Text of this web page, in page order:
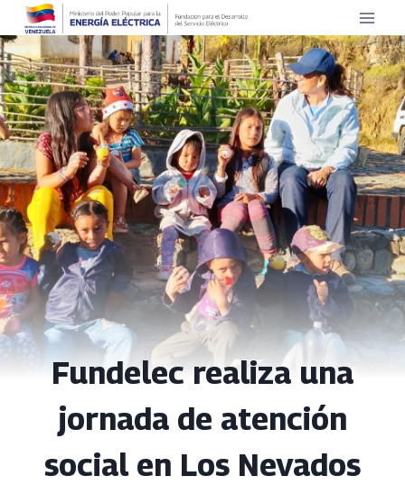
Saltar
contenido
Fundelec realiza una
jornada de atención
social en Los Nevados